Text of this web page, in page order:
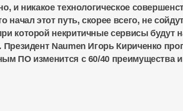
и никакое технологическое
начал этот путь, скорее всего, не
которой некритичные сервисы будут
Naumen Игорь Кириченко
ПО изменится с 60/40 преимущества